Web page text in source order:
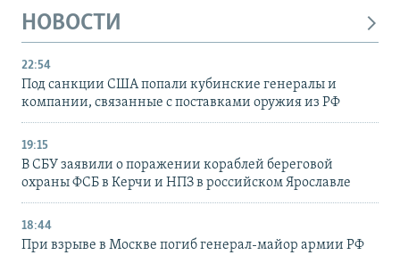
НОВОСТИ
22:54
Под санкции США попали кубинские генералы и
компании, связанные с поставками оружия из РФ
19:15
В СБУ заявили о поражении кораблей береговой
охраны ФСБ в Керчи и НПЗ в российском Ярославле
18:44
При взрыве в Москве погиб генерал-майор армии РФ